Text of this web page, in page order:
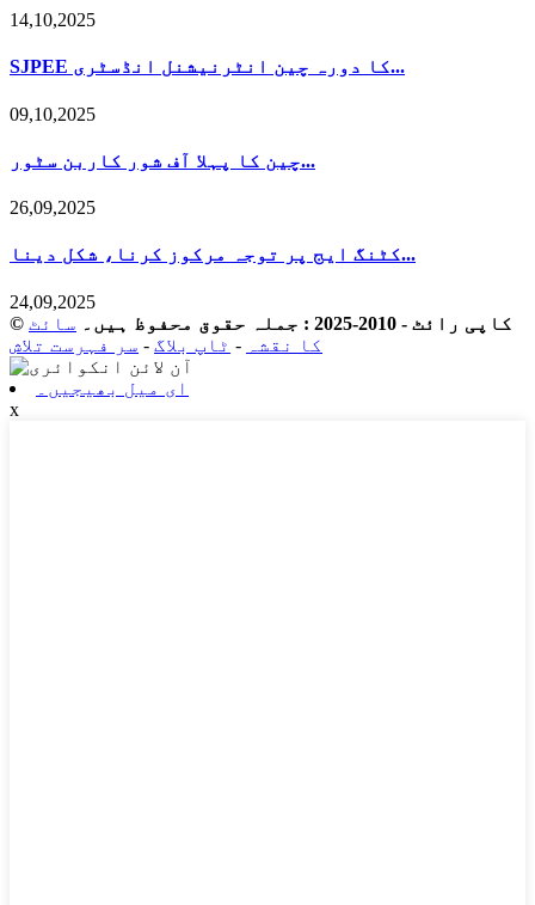
14,10,2025
SJPEE کا دورہ چین انٹرنیشنل انڈسٹری...
09,10,2025
چین کا پہلا آف شور کاربن سٹور...
26,09,2025
کٹنگ ایج پر توجہ مرکوز کرنا، شکل دینا...
24,09,2025
© کاپی رائٹ - 2010-2025 : جملہ حقوق محفوظ ہیں۔
سائٹ
کا نقشہ
- ٹاپ بلاگ - سر فہرست تلاش
ای میل بھیجیں۔
x